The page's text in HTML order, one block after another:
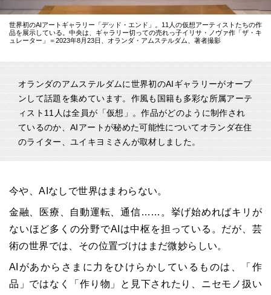
世界初のAIアートギャラリー「デッド・エンド」。11人の仮想アーティストたちの作
品を展示している。中央は、ギャラリー切っての売れっ子イリサ・ノヴァ作「ザ・キ
ュレーター」＝2023年8月23日、オランダ・アムステルダム、著者撮影
オランダのアムステルダムに世界初のAIギャラリーがオープ
ンして話題を集めています。作風も国籍も多彩な所属アーテ
ィスト11人は全員が「仮想」。作品がどのように制作され
ているのか、AIアートが秘めた可能性についてオランダ在住
のライター、ユイキヨミさんが取材しました。
今や、AIなしで世界はまわらない。
金融、医療、自動運転、通信……。挙げ始めればキリが
ないほど多くの分野でAIは中枢を担っている。だが、芸
術の世界では、その位置づけはまだ微妙らしい。
AIがあからさまに力をひけらかしているものは、「作
品」ではなく「作り物」と見下されたり、ニセモノ扱い